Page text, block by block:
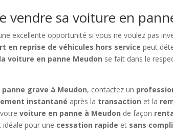
vendre sa voiture en
excellente opportunité si vous ne voulez pas
en reprise de véhicules hors service peut
voiture en panne Meudon se fait dans le
grave à Meudon, contactez un
instantané après la transaction et la
votrevoiture en panne à Meudon de façon
pour une cessation rapide et sans